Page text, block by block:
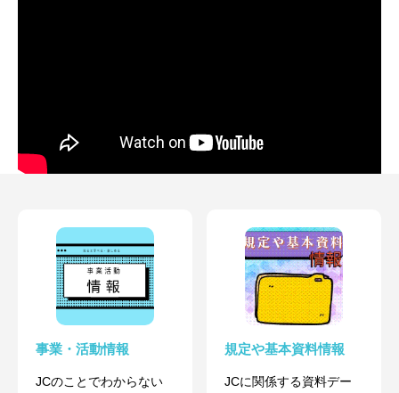
事業・活動情報
JCのことでわからない
規定や基本資料情報
JCに関係する資料デー